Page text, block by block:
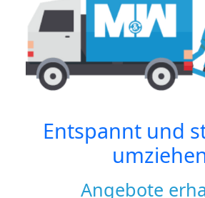
Entspannt und
Angebote